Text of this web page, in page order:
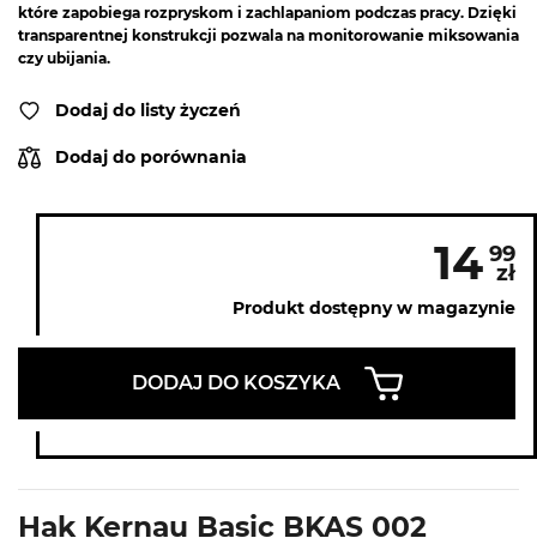
które zapobiega rozpryskom i zachlapaniom podczas pracy. Dzięki
transparentnej konstrukcji pozwala na monitorowanie miksowania
czy ubijania.
Dodaj do listy życzeń
Dodaj do porównania
14 99
zł
Produkt dostępny w magazynie
DODAJ DO KOSZYKA
Hak Kernau Basic BKAS 002